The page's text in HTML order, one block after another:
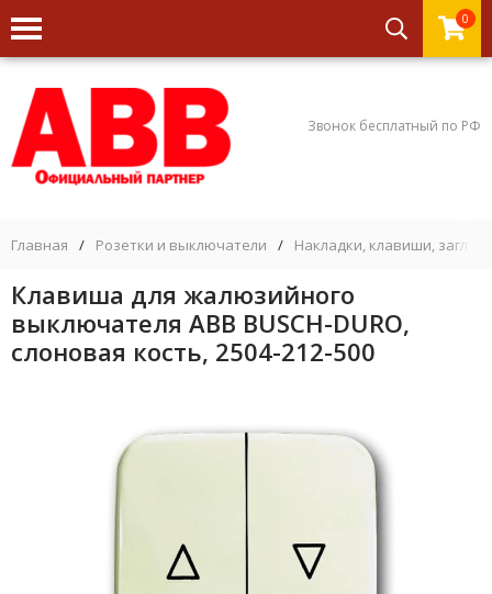
0
Звонок бесплатный по РФ
Главная / Розетки и выключатели / Накладки, клавиши,
Клавиша для жалюзийного
выключателя ABB BUSCH-DURO,
слоновая кость, 2504-212-500